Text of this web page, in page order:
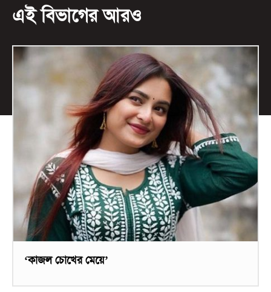
এই বিভাগের আরও
‘কাজল চোখের মেয়ে’